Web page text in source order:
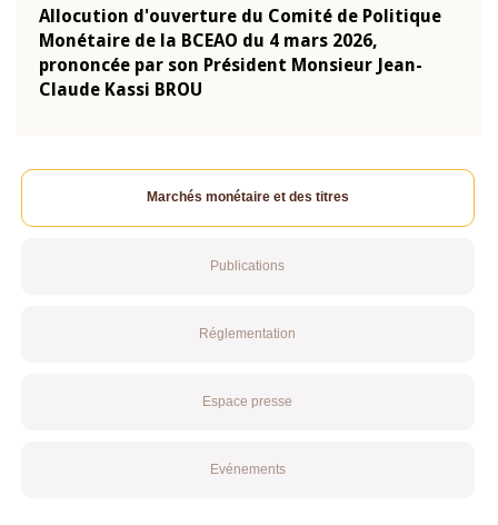
Allocution d'ouverture du Comité de Politique
Monétaire de la BCEAO du 4 mars 2026,
prononcée par son Président Monsieur Jean-
Claude Kassi BROU
Marchés monétaire et des titres
Publications
Réglementation
Espace presse
Evénements